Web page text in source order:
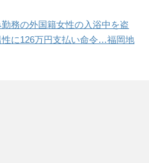
務の外国籍女性の入浴中を盗
に126万円支払い命令…福岡地